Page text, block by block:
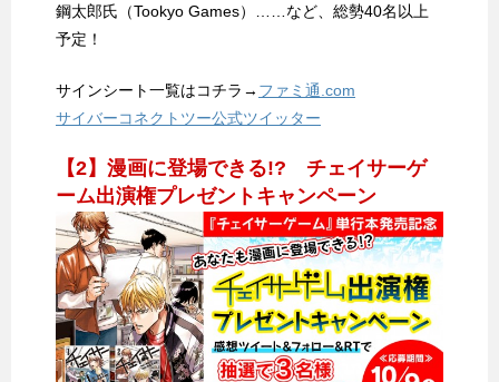
鋼太郎氏（Tookyo Games）……など、総勢40名以上
予定！
サインシート一覧はコチラ→ ファミ通.com
サイバーコネクトツー公式ツイッター
【2】漫画に登場できる!? チェイサーゲ
ーム出演権プレゼントキャンペーン